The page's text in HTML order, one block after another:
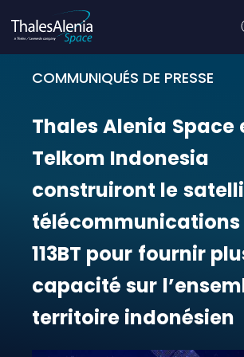
COMMUNIQUÉS DE PRESSE
Thales Alenia Space
ThalesAlenia Space
Telkom Indonesia
construiront le
télécommunications
113BT pour fournir
capacité sur
territoire indonésien